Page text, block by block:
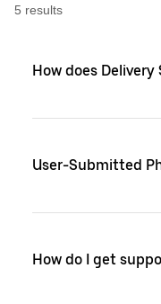
5 results
How does Delivery
User-Submitted
How do I get